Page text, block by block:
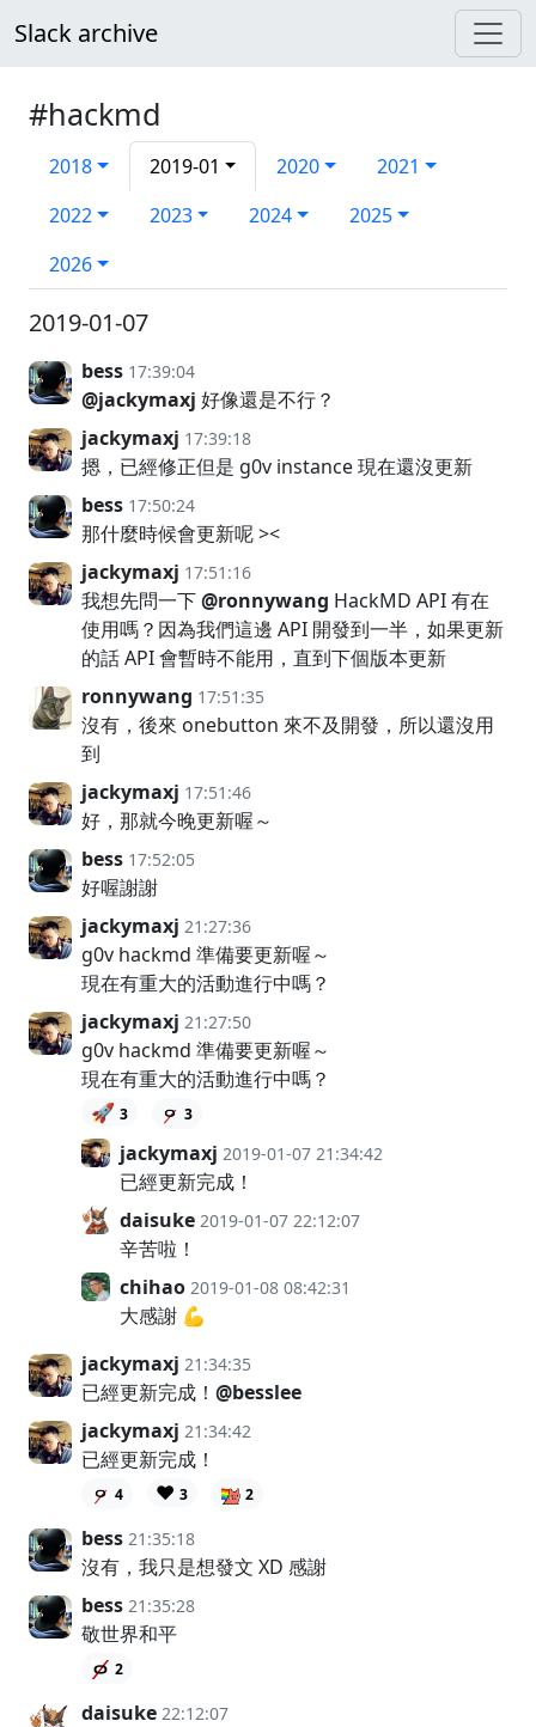
Slack archive
#hackmd
2018 2019-01 2020
2021
2022
2023 2024
2025
2026
2019-01-07
bess 17:39:04
@jackymaxj 好像還是不行？
jackymaxj 17:39:18
摁，已經修正但是 g0v instance 現在還沒更新
bess 17:50:24
那什麼時候會更新呢 ><
jackymaxj 17:51:16
我想先問一下@ronnywang HackMD API 有在
使用嗎？因為我們這邊 API 開發到一半，如果更新
的話 API 會暫時不能用，直到下個版本更新
ronnywang 17:51:35
沒有，後來 onebutton 來不及開發，所以還沒用
到
jackymaxj 17:51:46
好，那就今晚更新喔～
bess 17:52:05
好喔謝謝
jackymaxj 21:27:36
g0v hackmd 準備要更新喔～
現在有重大的活動進行中嗎？
jackymaxj 21:27:50
g0v hackmd 準備要更新喔～
現在有重大的活動進行中嗎？
🚀 3 3
jackymaxj 2019-01-07 21:34:42
已經更新完成！
daisuke 2019-01-07 22:12:07
辛苦啦！
chihao 2019-01-08 08:42:31
大感謝 💪
jackymaxj 21:34:35
已經更新完成！ @besslee
jackymaxj 21:34:42
已經更新完成！
4 ❤️ 3 2
bess 21:35:18
沒有，我只是想發文 XD 感謝
bess 21:35:28
敬世界和平
2
daisuke 22:12:07